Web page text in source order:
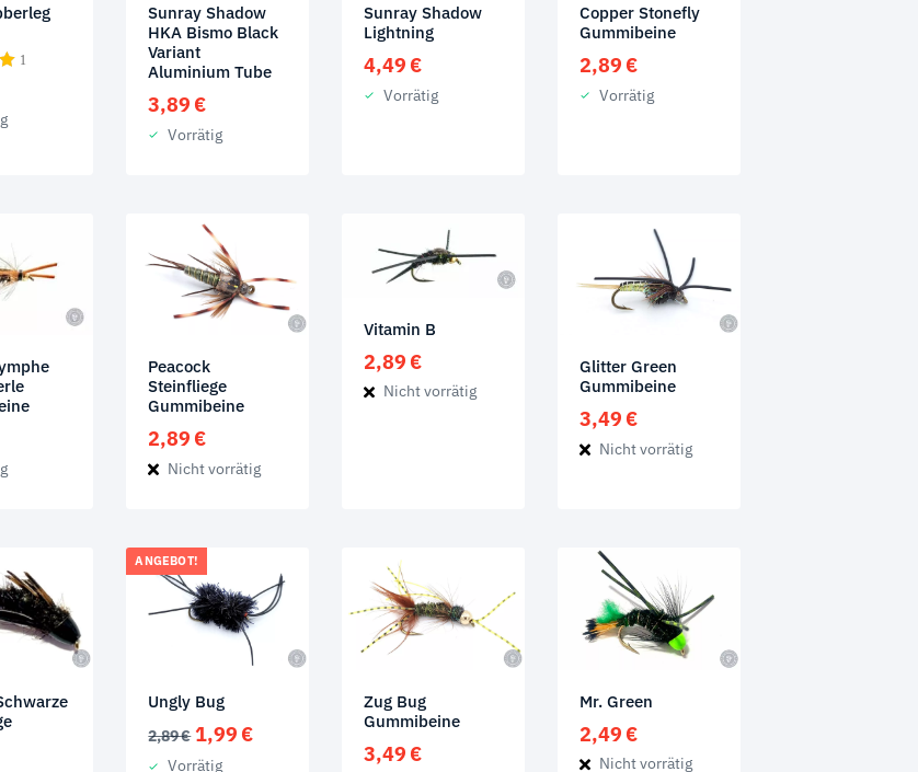
1
Sunray Shadow
HKA Bismo Black
Variant
Aluminium Tube
3,89 €
Vorrätig
Sunray Shadow
Lightning
4,49 €
Vorrätig
Copper Stonefly
Gummibeine
2,89 €
Vorrätig
Peacock
Steinfliege
Gummibeine
2,89 €
Nicht vorrätig
Vitamin B
2,89 €
Nicht vorrätig
Glitter Green
Gummibeine
3,49 €
Nicht vorrätig
ANGEBOT!
Ungly Bug
2,89€ Ursprünglicher
Preis
1,99 €Aktueller
Vorrätig
Zug Bug
Gummibeine
3,49 €
Mr. Green
2,49 €
Nicht vorrätig